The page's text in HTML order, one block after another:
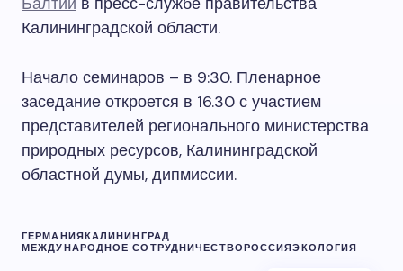
Калининградской области.
Начало семинаров – в 9:30. Пленарное
заседание откроется в 16.30 с участием
представителей регионального министерства
природных ресурсов, Калининградской
областной думы, дипмиссии.
ГЕРМАНИЯКАЛИНИНГРАД
МЕЖДУНАРОДНОЕ СОТРУДНИЧЕСТВОРОССИЯЭКОЛОГИЯ